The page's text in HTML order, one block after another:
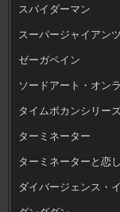
スパイダーマン
スーパージャイアンツ
ゼーガペイン
ソードアート・オン
タイムボカンシリー
ターミネーター
ターミネーターと恋
ダイバージェンス・